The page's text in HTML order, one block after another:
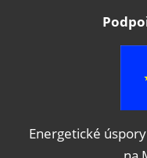
Energetické